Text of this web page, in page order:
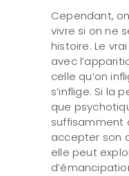
Cependant,
vivre si on ne
histoire. Le
avec
celle qu’on
s’inflige. Si la
que
suffisamment
accepter son
elle peut